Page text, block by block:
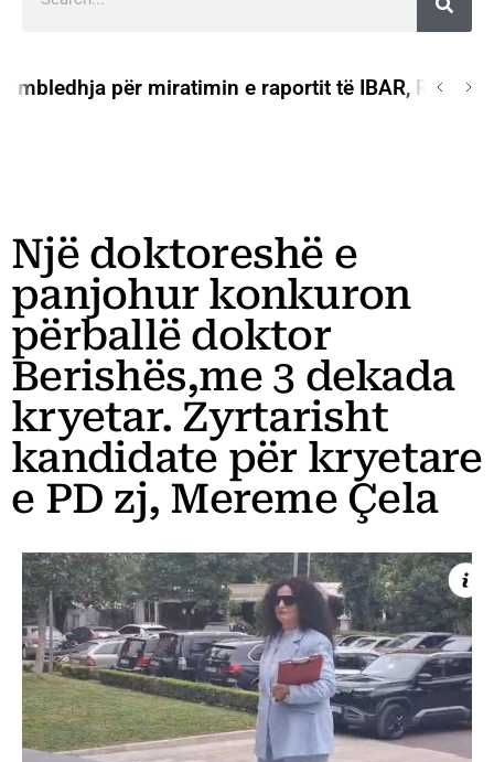
për miratimin e raportit të IBAR, Rama:
Një doktoreshë e
panjohur konkuron
përballë doktor
Berishës,me 3 dekada
kryetar. Zyrtarisht
kandidate për kryetare
e PD zj, Mereme Çela